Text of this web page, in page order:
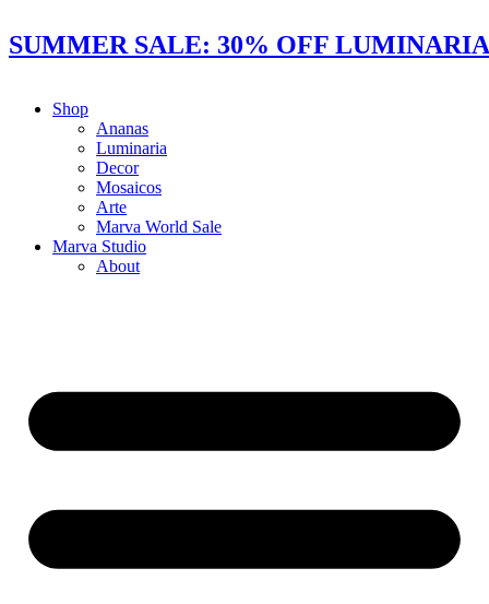
al
contenido
SUMMER SALE: 30% OFF
Shop
Ananas
Luminaria
Decor
Mosaicos
Arte
Marva World Sale
Marva Studio
About